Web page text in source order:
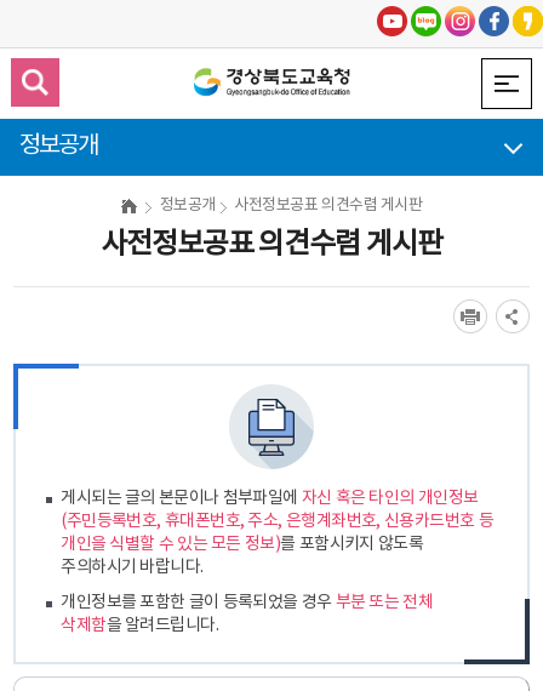
정보공개
정보공개 사전정보공표 의견수렴 게시판
사전정보공표 의견수렴 게시판
게시되는 글의 본문이나 첨부파일에 자신 혹은 타인의 개인정보
(주민등록번호, 휴대폰번호, 주소, 은행계좌번호, 신용카드번호 등
개인을 식별할 수 있는 모든 정보)를 포함시키지 않도록
주의하시기 바랍니다.
개인정보를 포함한 글이 등록되었을 경우 부분 또는 전체
삭제함을 알려드립니다.